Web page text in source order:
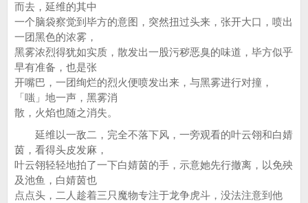
而去，延维的其中
一个脑袋察觉到毕方的意图，突然扭过头来，张开大口，喷出
一团黑色的浓雾，
黑雾浓烈得犹如实质，散发出一股污秽恶臭的味道，毕方似乎
早有准备，也是张
开嘴巴，一团绚烂的烈火便喷发出来，与黑雾进行对撞，
「嗤」地一声，黑雾消
散，火焰也随之消失。
延维以一敌二，完全不落下风，一旁观看的叶云翎和白婧
茵，看得头皮发麻，
叶云翎轻轻地拍了一下白婧茵的手，示意她先行撤离，以免殃
及池鱼，白婧茵也
点点头，二人趁着三只魔物专注于龙争虎斗，没法注意到他